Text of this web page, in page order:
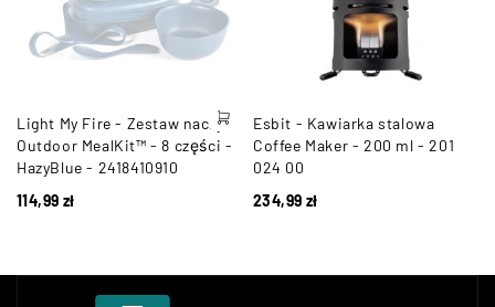
Light My Fire - Zestaw naczyń
Outdoor MealKit™ - 8 części -
HazyBlue - 2418410910
114,99 zł
Esbit - Kawiarka stalowa
Coffee Maker - 200 ml - 201
024 00
234,99 zł